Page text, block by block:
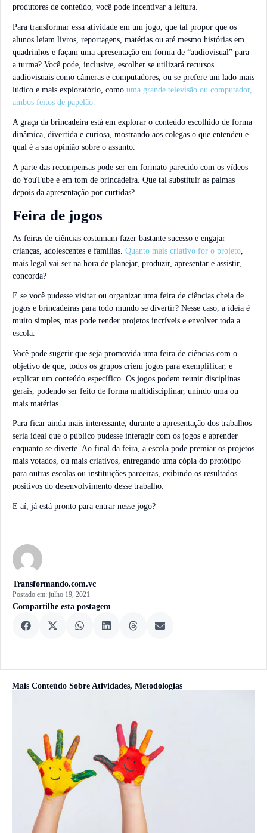
Transformando.com.vc
Postado em: julho 19, 2021
Compartilhe esta postagem
produtores de conteúdo, você pode incentivar a leitura.
Para transformar essa atividade em um jogo, que tal propor que os
alunos leiam livros, reportagens, matérias ou até mesmo histórias em
quadrinhos e façam uma apresentação em forma de “audiovisual” para
a turma? Você pode, inclusive, escolher se utilizará recursos
audiovisuais como câmeras e computadores, ou se prefere um lado mais
lúdico e mais exploratório, como uma grande televisão ou computador,
ambos feitos de papelão.
A graça da brincadeira está em explorar o conteúdo escolhido de forma
dinâmica, divertida e curiosa, mostrando aos colegas o que entendeu e
qual é a sua opinião sobre o assunto.
A parte das recompensas pode ser em formato parecido com os vídeos
do YouTube e em tom de brincadeira. Que tal substituir as palmas
depois da apresentação por curtidas?
Feira de jogos
As feiras de ciências costumam fazer bastante sucesso e engajar
crianças, adolescentes e famílias. Quanto mais criativo for o projeto
mais legal vai ser na hora de planejar, produzir, apresentar e assistir,
concorda?
E se você pudesse visitar ou organizar uma feira de ciências cheia de
jogos e brincadeiras para todo mundo se divertir? Nesse caso, a ideia é
muito simples, mas pode render projetos incríveis e envolver toda a
escola.
Você pode sugerir que seja promovida uma feira de ciências com o
objetivo de que, todos os grupos criem jogos para exemplificar, e
explicar um conteúdo específico. Os jogos podem reunir disciplinas
gerais, podendo ser feito de forma multidisciplinar, unindo uma ou
mais matérias.
Para ficar ainda mais interessante, durante a apresentação dos trabalhos
seria ideal que o público pudesse interagir com os jogos e aprender
enquanto se diverte. Ao final da feira, a escola pode premiar os projetos
mais votados, ou mais criativos, entregando uma cópia do protótipo
para outras escolas ou instituições parceiras, exibindo os resultados
positivos do desenvolvimento desse trabalho.
E aí, já está pronto para entrar nesse jogo?
Mais Conteúdo Sobre Atividades, Metodologias